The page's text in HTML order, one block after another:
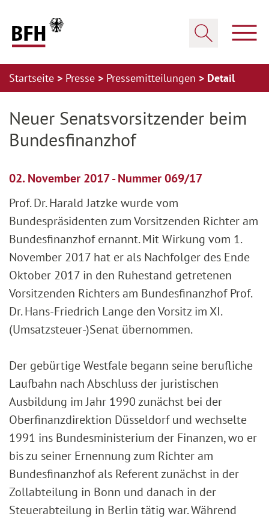
Startseite Presse Pressemitteilungen Detail
Neuer Senatsvorsitzender beim
Bundesfinanzhof
02. November 2017 - Nummer 069/17
Prof. Dr. Harald Jatzke wurde vom
Bundespräsidenten zum Vorsitzenden Richter am
Bundesfinanzhof ernannt. Mit Wirkung vom 1.
November 2017 hat er als Nachfolger des Ende
Oktober 2017 in den Ruhestand getretenen
Vorsitzenden Richters am Bundesfinanzhof Prof.
Dr. Hans-Friedrich Lange den Vorsitz im XI.
(Umsatzsteuer-)Senat übernommen.
Der gebürtige Westfale begann seine berufliche
Laufbahn nach Abschluss der juristischen
Ausbildung im Jahr 1990 zunächst bei der
Oberfinanzdirektion Düsseldorf und wechselte
1991 ins Bundesministerium der Finanzen, wo er
bis zu seiner Ernennung zum Richter am
Bundesfinanzhof als Referent zunächst in der
Zollabteilung in Bonn und danach in der
Steuerabteilung in Berlin tätig war. Während